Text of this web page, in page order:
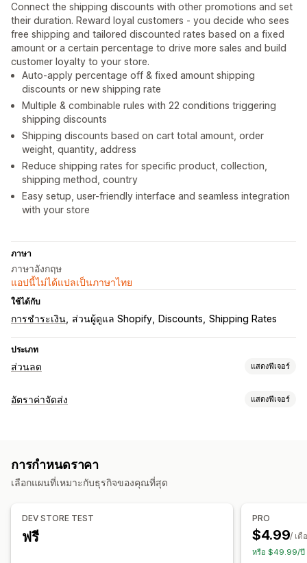
Connect the shipping discounts with other promotions and set
their duration. Reward loyal customers - you decide who sees
free shipping and tailored discounted rates based on a fixed
amount or a certain percentage to drive more sales and build
customer loyalty to your store.
Auto-apply percentage off & fixed amount shipping
discounts or new shipping rate
Multiple & combinable rules with 22 conditions triggering
shipping discounts
Shipping discounts based on cart total amount, order
weight, quantity, address
Reduce shipping rates for specific product, collection,
shipping method, country
Easy setup, user-friendly interface and seamless integration
with your store
ภาษา
ภาษาอังกฤษ
แอปนี้ไม่ได้แปลเป็นภาษาไทย
ใช้ได้กับ
การชำระเงิน ส่วนผู้ดูแล Shopify Discounts Shipping Rates
ประเภท
ส่วนลด แสดงฟีเจอร์
ประเภทส่วนลด
การจัดการส่วนลด
การเรียงซ้อนส่วนลด
อัตราค่าจัดส่ง แสดงฟีเจอร์
การรวมอัตราราคา
การกำหนดราคา
เลือกแผนที่เหมาะกับธุรกิจของคุณที่สุด
DEV STORE TEST
ฟรี
PRO
$4.99/ เดื
หรือ $49.99/ปี